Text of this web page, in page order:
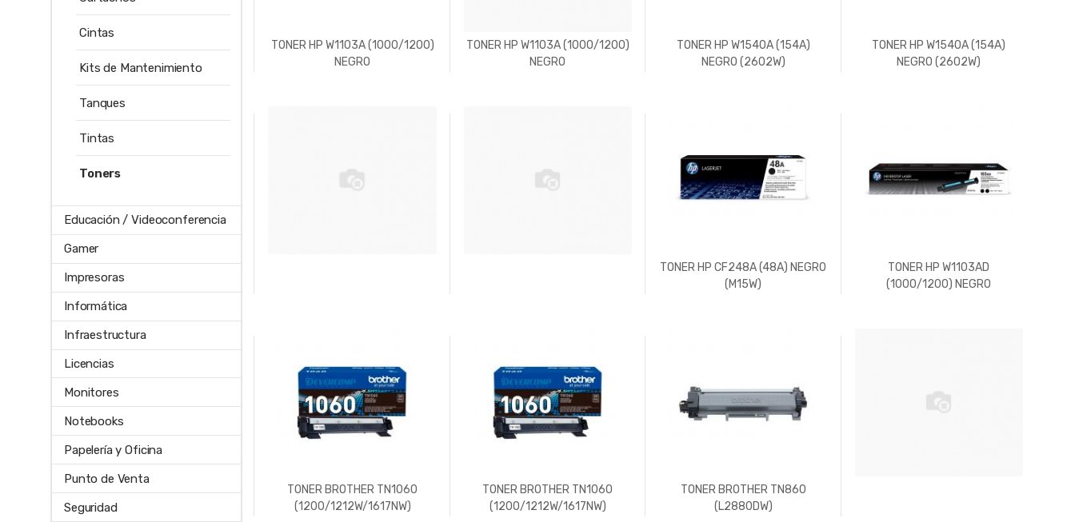
TONER HP W1103A (1000/1200)
NEGRO
TONER HP W1103A (1000/1200)
NEGRO
TONER HP W1540A (154A)
NEGRO (2602W)
TONER HP W1540A (154A)
NEGRO (2602W)
TONER HP CF248A (48A) NEGRO
(M15W)
TONER HP W1103AD
(1000/1200) NEGRO
TONER BROTHER TN1060
(1200/1212W/1617NW)
TONER BROTHER TN1060
(1200/1212W/1617NW)
TONER BROTHER TN860
(L2880DW)
Cintas
Kits de Mantenimiento
Tanques
Tintas
Toners
Educación / Videoconferencia
Gamer
Impresoras
Informática
Infraestructura
Licencias
Monitores
Notebooks
Papelería y Oficina
Punto de Venta
Seguridad